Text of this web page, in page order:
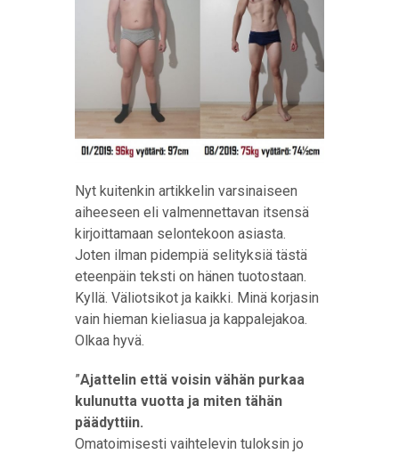
Nyt kuitenkin artikkelin varsinaiseen
aiheeseen eli valmennettavan itsensä
kirjoittamaan selontekoon asiasta.
Joten ilman pidempiä selityksiä tästä
eteenpäin teksti on hänen tuotostaan.
Kyllä. Väliotsikot ja kaikki. Minä korjasin
vain hieman kieliasua ja kappalejakoa.
Olkaa hyvä.
”Ajattelin että voisin vähän purkaa
kulunutta vuotta ja miten tähän
päädyttiin.
Omatoimisesti vaihtelevin tuloksin jo